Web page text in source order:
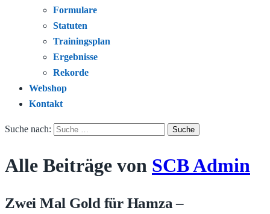
Formulare
Statuten
Trainingsplan
Ergebnisse
Rekorde
Webshop
Kontakt
Suche nach:
Alle Beiträge von SCB Admin
Zwei Mal Gold für Hamza –